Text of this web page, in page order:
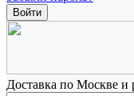
Доставка по Москве и